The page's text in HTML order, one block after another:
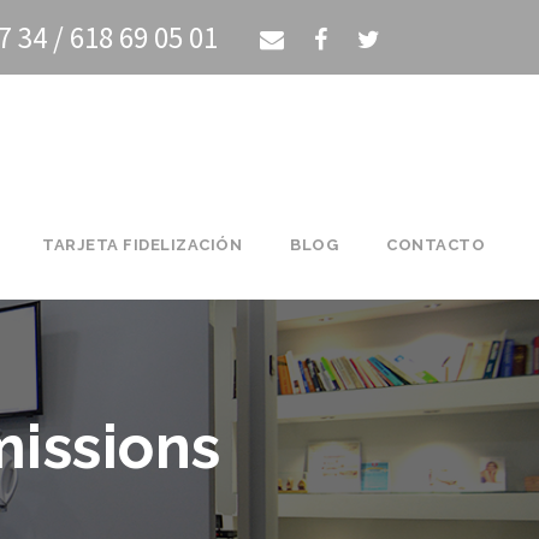
34 / 618 69 05 01
TARJETA FIDELIZACIÓN BLOG CONTACTO